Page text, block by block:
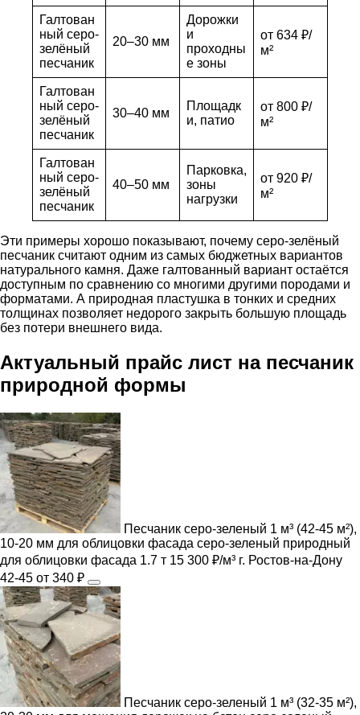
Галтован
ный серо-
зелёный
песчаник
20–30 мм
Дорожки
и
проходны
е зоны
от 634 ₽/
м²
Галтован
ный серо-
зелёный
песчаник
30–40 мм
Площадк
и, патио
от 800 ₽/
м²
Галтован
ный серо-
зелёный
песчаник
40–50 мм
Парковка,
зоны
нагрузки
от 920 ₽/
м²
Эти примеры хорошо показывают, почему серо-зелёный
песчаник считают одним из самых бюджетных вариантов
натурального камня. Даже галтованный вариант остаётся
доступным по сравнению со многими другими породами и
форматами. А природная пластушка в тонких и средних
толщинах позволяет недорого закрыть большую площадь
без потери внешнего вида.
Актуальный прайс лист на песчаник
природной формы
Песчаник серо-зеленый 1 м³ (42-45 м²),
10-20 мм для облицовки фасада серо-зеленый природный
для облицовки фасада 1.7 т 15 300 ₽/м³ г. Ростов-на-Дону
42-45 от 340 ₽
Песчаник серо-зеленый 1 м³ (32-35 м²),